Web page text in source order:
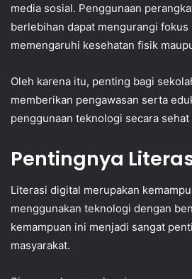
media sosial. Penggunaan
berlebihan dapat mengurangi fokus
memengaruhi kesehatan fisik
Oleh karena itu, penting bagi
memberikan pengawasan serta
penggunaan teknologi secara sehat
Pentingnya
Literasi digital merupakan
menggunakan teknologi dengan
kemampuan ini menjadi sangat
masyarakat.